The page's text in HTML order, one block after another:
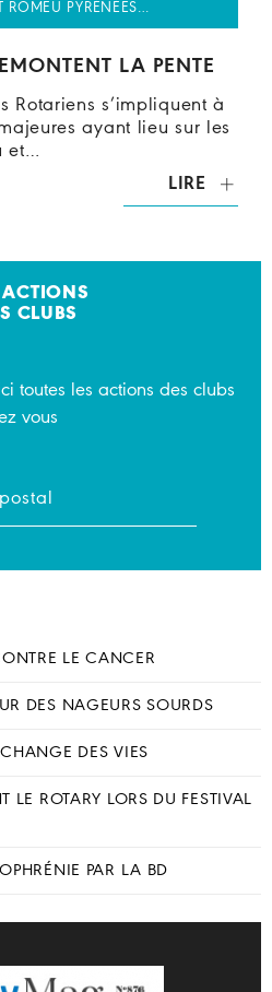
ROMEU PYRÉNÉES…
LA PENTE
Rotariens s’impliquent à
ayant lieu sur les
et…
LIRE
ACTIONS
CLUBS
toutes les actions des clubs
vous
LE CANCER
DES NAGEURS SOURDS
DES VIES
LE ROTARY LORS DU FESTIVAL
PAR LA BD